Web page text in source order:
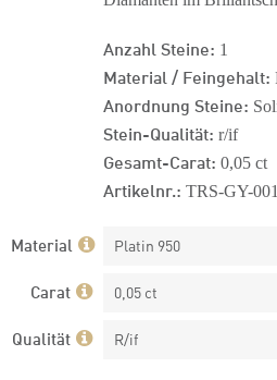
Anzahl Steine: 1
Material / Feingehalt:
Anordnung Steine:
Stein-Qualität: r/if
Gesamt-Carat: 0,05 ct
Artikelnr.: TRS-GY-
Material Platin 950
Carat 0,05 ct
Qualität R/if